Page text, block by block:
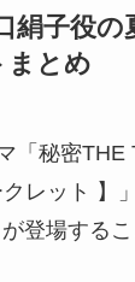
絹子役
まとめ
「秘密THE
レット 】
登場する